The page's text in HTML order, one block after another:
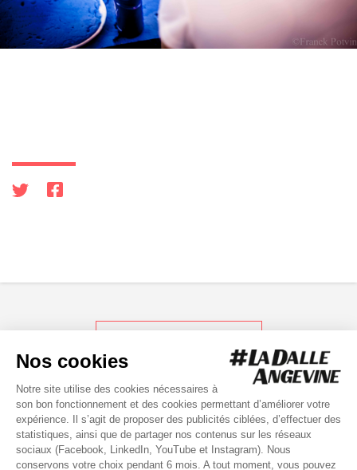
RETOUR AUX ACTUS